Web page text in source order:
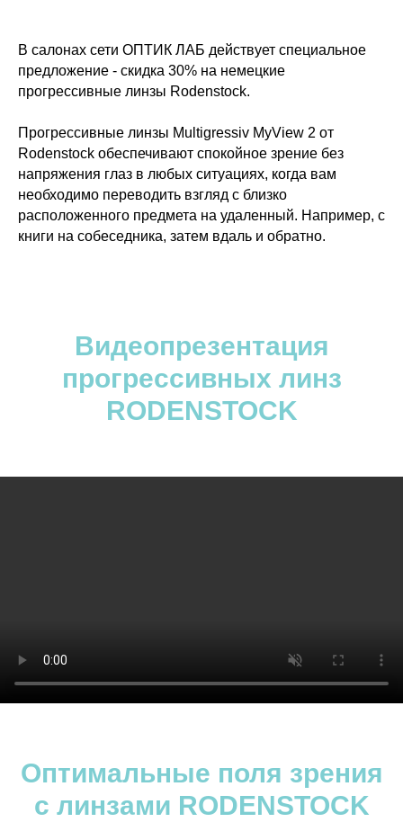
В салонах сети ОПТИК ЛАБ действует специальное
предложение - скидка 30% на немецкие
прогрессивные линзы Rodenstock.
Прогрессивные линзы Multigressiv MyView 2 от
Rodenstock обеспечивают спокойное зрение без
напряжения глаз в любых ситуациях, когда вам
необходимо переводить взгляд с близко
расположенного предмета на удаленный. Например, с
книги на собеседника, затем вдаль и обратно.
Видеопрезентация
прогрессивных линз
RODENSTOCK
Оптимальные поля зрения
с линзами RODENSTOCK